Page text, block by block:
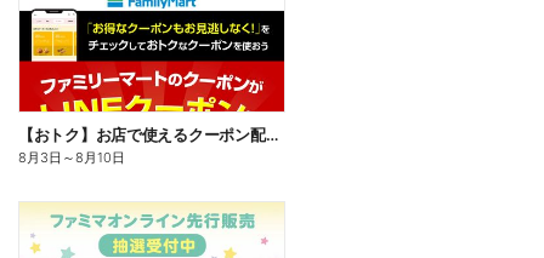
【おトク】お店で使えるクーポン配信中
8月3日 ～8月10日